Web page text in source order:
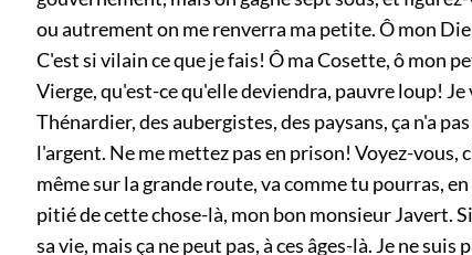
ou autrement on me renverra ma petite. Ô mon
C'est si vilain ce que je fais! Ô ma Cosette, ô mon
Vierge, qu'est-ce qu'elle deviendra, pauvre loup! Je
Thénardier, des aubergistes, des paysans, ça n'a
l'argent. Ne me mettez pas en prison! Voyez-
même sur la grande route, va comme tu pourras,
pitié de cette chose-là, mon bon monsieur Javert.
sa vie, mais ça ne peut pas, à ces âges-là. Je ne